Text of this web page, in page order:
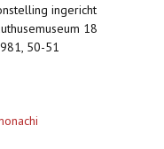
ingericht
18
50-51